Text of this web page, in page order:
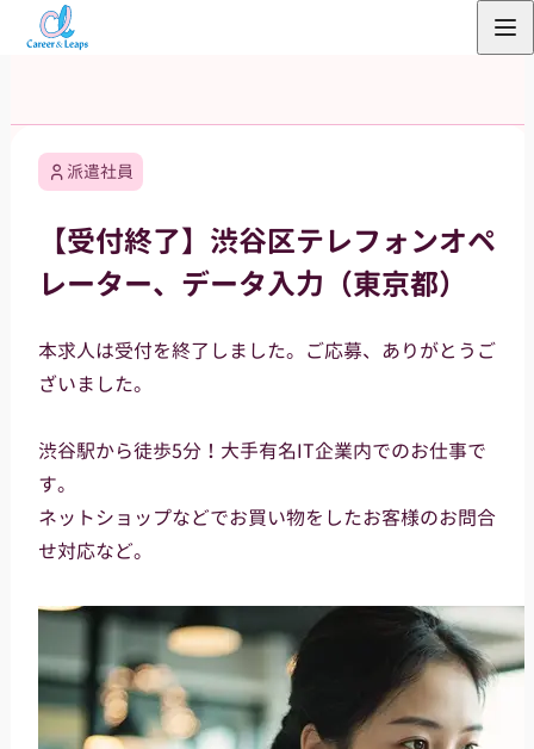
ス
派遣社員
【受付終了】渋谷区テレフォンオペ
レーター、データ入力（東京都）
本求人は受付を終了しました。ご応募、ありがとうご
ざいました。
渋谷駅から徒歩5分！大手有名IT企業内でのお仕事で
す。
ネットショップなどでお買い物をしたお客様のお問合
せ対応など。